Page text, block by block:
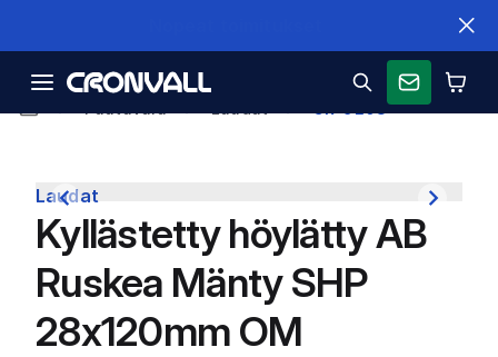
Laudat
Kyllästetty höylätty AB
Ruskea Mänty SHP
28x120mm OM